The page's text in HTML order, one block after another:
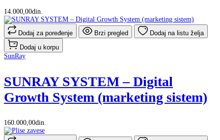
14.000,00din.
Dodaj za poređenje Brzi pregled
Dodaj na listu želja
Dodaj u korpu
SunRay
SUNRAY SYSTEM – Digital
Growth System (marketing sistem)
160.000,00din.